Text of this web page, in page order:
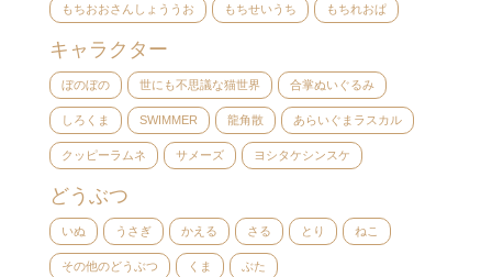
もちおおさんしょううお もちせいうち もちれおぱ
キャラクター
ぼのぼの 世にも不思議な猫世界 合掌ぬいぐるみ
しろくま SWIMMER 龍角散 あらいぐまラスカル
クッピーラムネ サメーズ ヨシタケシンスケ
どうぶつ
いぬ うさぎ かえる さる とり ねこ
その他のどうぶつ くま ぶた